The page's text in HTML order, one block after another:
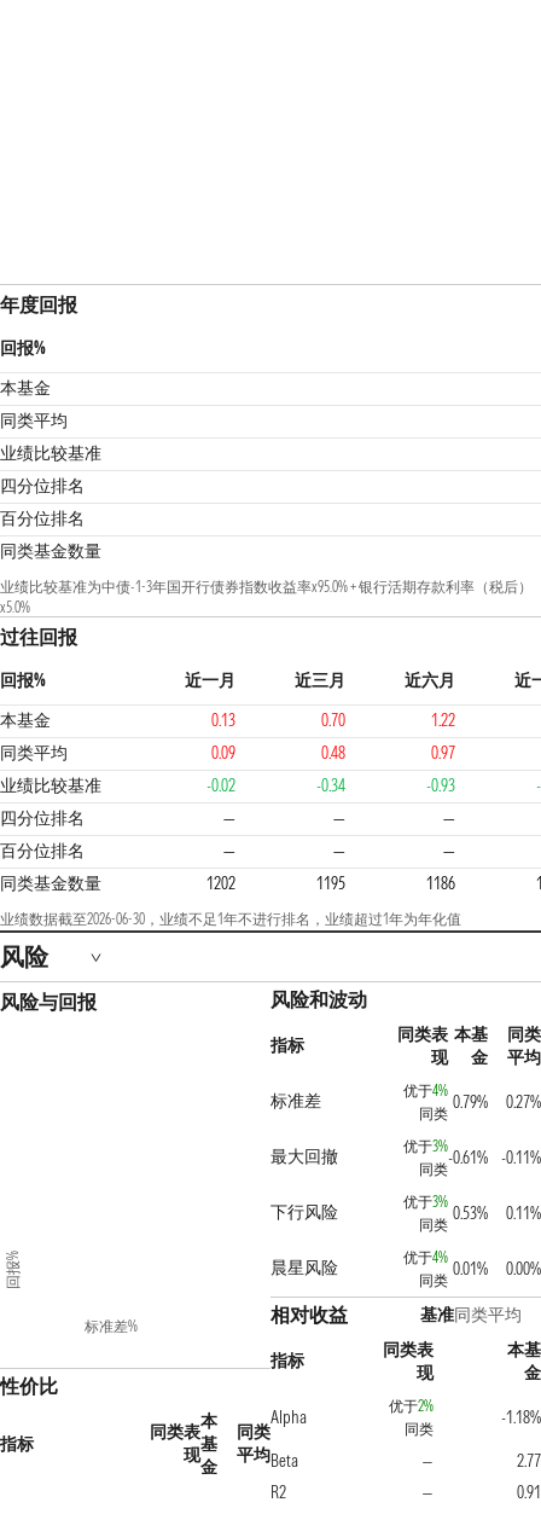
年度回报
回报%
本基金
同类平均
业绩比较基准
四分位排名
4
百分位排名
同类基金数量
业绩比较基准为中债-1-3年国开行债券指数收益率x95.0% + 银行活期存款利率（税后）
x5.0%
过往回报
回报% 近一月 近三月 近六月
近
本基金
0.13 0.70
1.22
同类平均
0.09 0.48
0.97
业绩比较基准
-0.02 -0.34 -0.93
四分位排名
— — —
4
百分位排名 — —
—
同类基金数量
1202 1195 1186
业绩数据截至2026-06-30，业绩不足1年不进行排名，业绩超过1年为年化值
风险
风险与回报
标准差%
回报%
性价比
指标
同类表
现
本
基
金
同类
平均
风险和波动
指标
同类表
现
本基
金
同类
平均
标准差
优于4%
同类
0.79% 0.27%
最大回撤 优于3%
同类
-0.61% -0.11%
下行风险 优于3%
同类
0.53% 0.11%
晨星风险 优于4%
同类
0.01% 0.00%
相对收益 基准同类平均
指标
同类表
现
本基
金
Alpha
优于2%
同类
-1.18%
Beta
—
2.77
R2
—
0.91